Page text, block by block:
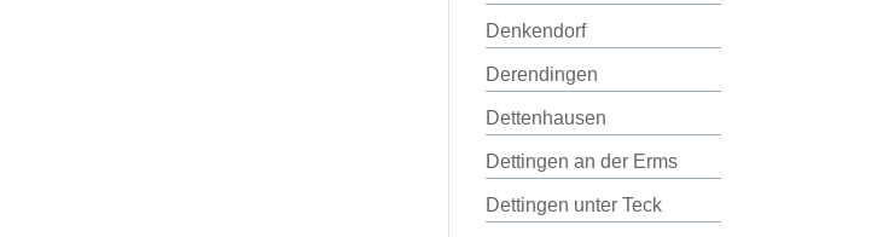
Denkendorf
Derendingen
Dettenhausen
Dettingen an der Erms
Dettingen unter Teck